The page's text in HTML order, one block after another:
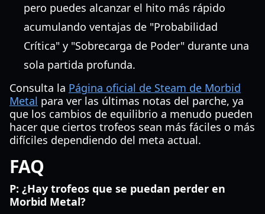
pero puedes alcanzar el hito más rápido
acumulando ventajas de "Probabilidad
Crítica" y "Sobrecarga de Poder" durante una
sola partida profunda.
Consulta la Página oficial de Steam de Morbid
Metal para ver las últimas notas del parche, ya
que los cambios de equilibrio a menudo pueden
hacer que ciertos trofeos sean más fáciles o más
difíciles dependiendo del meta actual.
FAQ
P: ¿Hay trofeos que se puedan perder en
Morbid Metal?